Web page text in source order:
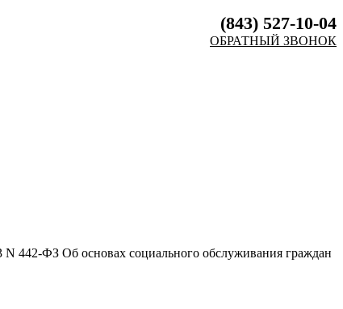
(843) 527-10-04
ОБРАТНЫЙ ЗВОНОК
N 442-ФЗ Об основах социального обслуживания граждан